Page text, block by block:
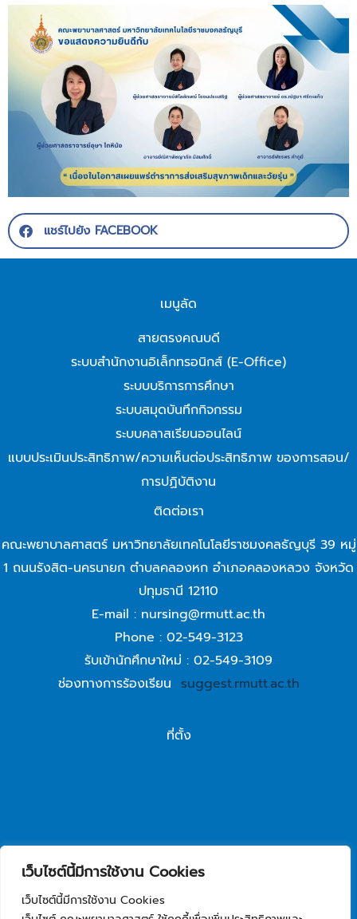
เว็บไซต์นี้มีการใช้งาน Cookies
เว็บไซต์นี้มีการใช้งาน Cookies
แชร์ไปยัง FACEBOOK
เมนูลัด
สายตรงคณบดี
ระบบสำนักงานอิเล็กทรอนิกส์ (E-Office)
ระบบบริการการศึกษา
ระบบสมุดบันทึกกิจกรรม
ระบบคลาสเรียนออนไลน์
แบบประเมินประสิทธิภาพ/ความเห็นต่อประสิทธิภาพ ของการสอน/
การปฏิบัติงาน
ติดต่อเรา
คณะพยาบาลศาสตร์ มหาวิทยาลัยเทคโนโลยีราชมงคลธัญบุรี 39 หมู่
1 ถนนรังสิต-นครนายก ตำบลคลองหก อำเภอคลองหลวง จังหวัด
ปทุมธานี 12110
E-mail : nursing@rmutt.ac.th
Phone : 02-549-3123
รับเข้านักศึกษาใหม่ : 02-549-3109
ช่องทางการร้องเรียน suggest.rmutt.ac.th
ที่ตั้ง